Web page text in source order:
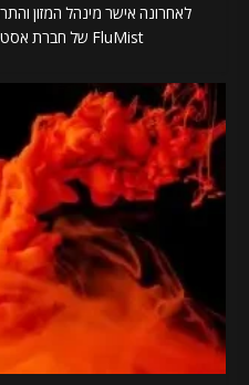
FluMist של חברת אסטרהזניקה לשימוש עצמי...